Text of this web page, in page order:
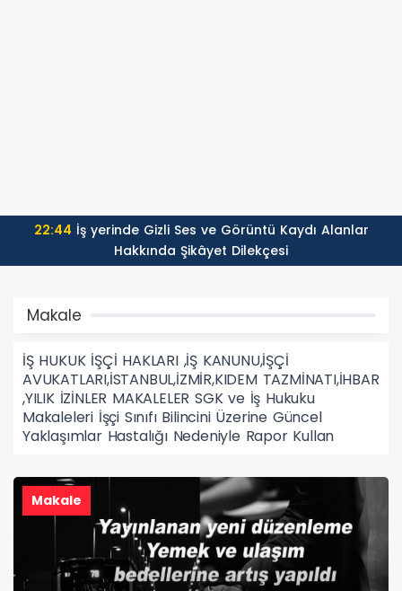
22:44
Hakkında Şikâyet Dilekçesi
Makale
İŞ HUKUK İŞÇİ HAKLARI ,İŞ KANUNU,İŞÇİ
AVUKATLARI,İSTANBUL,İZMİR,KIDEM TAZMİNATI,İHBAR
,YILIK İZİNLER MAKALELER SGK ve İş Hukuku
Makaleleri İşçi Sınıfı Bilincini Üzerine Güncel
Yaklaşımlar Hastalığı Nedeniyle Rapor Kullan
Makale